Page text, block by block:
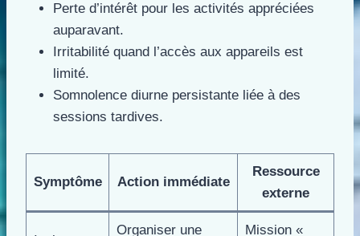
Perte d’intérêt pour les activités appréciées
auparavant.
Irritabilité quand l’accès aux appareils est
limité.
Somnolence diurne persistante liée à des
sessions tardives.
Symptôme Action immédiate
Ressource
externe
Organiser une Mission «